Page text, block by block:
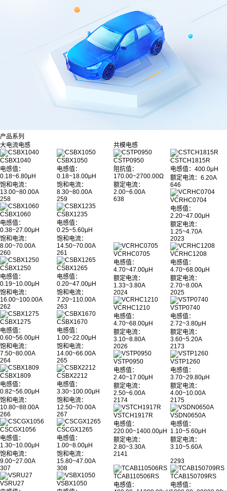
产品系列
大电流电感
CSBX1040
电感值：
0.18~6.80μH
饱和电流：
13.00~80.00A
258
CSBX1050
电感值：
0.18~18.00μH
饱和电流：
8.30~80.00A
259
CSBX1060
电感值：
0.38~27.00μH
饱和电流：
8.00~70.00A
260
CSBX1235
电感值：
0.25~5.60μH
饱和电流：
14.50~70.00A
261
CSBX1250
电感值：
0.19~10.00μH
饱和电流：
16.00~100.00A
262
CSBX1265
电感值：
0.20~47.00μH
饱和电流：
7.20~110.00A
263
CSBX1275
电感值：
0.60~56.00μH
饱和电流：
7.50~80.00A
264
CSBX1670
电感值：
1.00~22.00μH
饱和电流：
14.00~66.00A
265
CSBX1809
电感值：
0.82~56.00μH
饱和电流：
10.80~88.00A
266
CSBX2212
电感值：
3.30~100.00μH
饱和电流：
12.50~70.00A
267
CSCGX1056
电感值：
1.30~10.00μH
饱和电流：
9.00~27.00A
307
CSCGX1265
电感值：
1.00~8.00μH
饱和电流：
15.80~47.00A
308
VSRU27
VSBX1050
共模电感
CSTP0950
阻抗值：
170.00~2700.00Ω
额定电流：
2.00~6.00A
638
CSTCH1815R
电感值 ：400.0μH
额定电流：6.20A
646
VCRHC0704
电感值：
2.20~47.00μH
额定电流：
1.25~4.70A
2023
VCRHC0705
电感值：
4.70~47.00μH
额定电流：
1.33~3.80A
2024
VCRHC1208
电感值：
4.70~68.00μH
额定电流：
2.70~8.00A
2025
VCRHC1210
电感值：
4.70~68.00μH
额定电流：
3.10~8.80A
2026
VSTP0740
电感值：
2.72~3.80μH
额定电流：
3.60~5.20A
2173
VSTP0950
电感值：
2.40~17.00μH
额定电流：
2.50~6.00A
2174
VSTP1260
电感值：
3.70~29.80μH
额定电流：
4.00~10.00A
2175
VSTCH1917R
电感值：
220.00~1400.00μH
额定电流：
2.80~3.30A
2141
VSDN0650A
电感值：
1.10~5.60μH
额定电流：
3.10~5.60A
2293
TCAB110506RS
电感值：
TCAB150709RS
电感值：